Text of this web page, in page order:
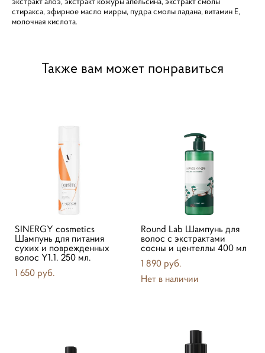
стиракса, эфирное масло мирры, пудра смолы ладана, витамин Е,
молочная кислота.
Также вам может понравиться
SINERGY cosmetics
Шампунь для питания
сухих и поврежденных
волос Y1.1. 250 мл.
1 650 pуб.
Round Lab Шампунь для
волос с экстрактами
сосны и центеллы 400 мл
1 890 pуб.
Нет в наличии